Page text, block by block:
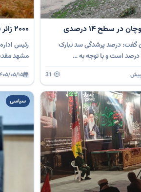
سطح ۱۴ درصدی
گفت: درصد پرشدگی سد تبارک
۲۰۰۰ زائر فیروزه‌ای راهی جاده عاشقی می‌شوند
مشهد مقدس
۱۴۰۵/۰۵/
سیاسی